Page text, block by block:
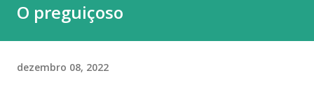
O preguiçoso
dezembro 08, 2022